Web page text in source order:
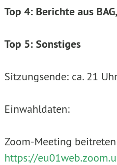
Top 4: Berichte aus
Top 5: Sonstiges
Sitzungsende: ca. 21
Einwahldaten:
Zoom-Meeting
https://